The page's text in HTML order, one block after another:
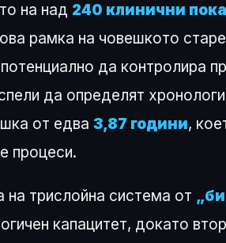
на над 240 клинични
рамка на човешкото
да контролира
да определят
от едва 3,87 години,
процеси.
на трислойна система от
капацитет, докато